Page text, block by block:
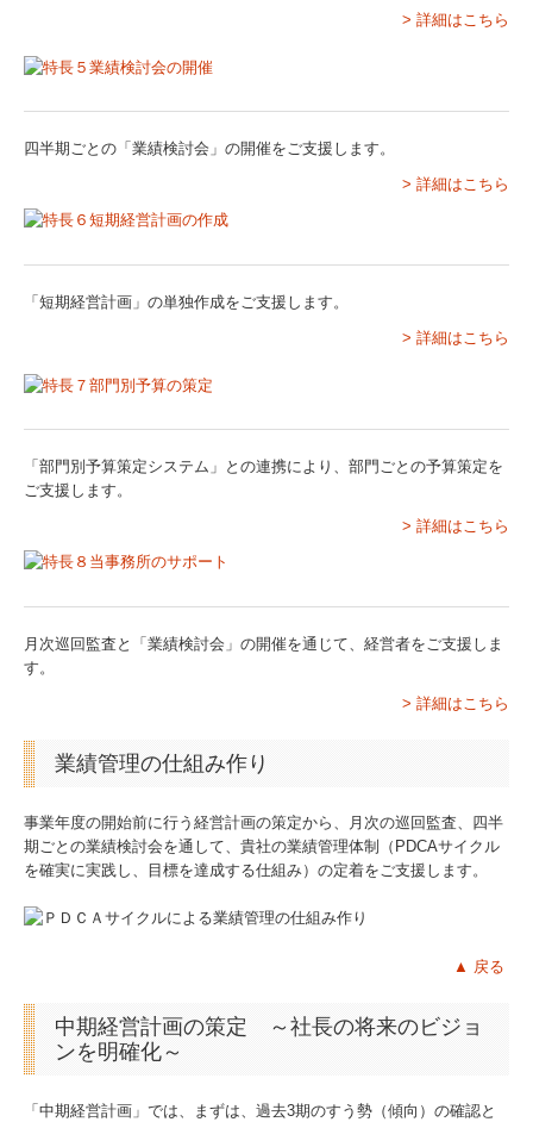
建設業用会計情報DB
採用案内
個人情報保護方針
> 詳細はこちら
四半期ごとの「業績検討会」の開催をご支援します。
> 詳細はこちら
「短期経営計画」の単独作成をご支援します。
> 詳細はこちら
「部門別予算策定システム」との連携により、部門ごとの予算策定を
ご支援します。
> 詳細はこちら
月次巡回監査と「業績検討会」の開催を通じて、経営者をご支援しま
す。
> 詳細はこちら
業績管理の仕組み作り
事業年度の開始前に行う経営計画の策定から、月次の巡回監査、四半
期ごとの業績検討会を通して、貴社の業績管理体制（PDCAサイクル
を確実に実践し、目標を達成する仕組み）の定着をご支援します。
▲ 戻る
中期経営計画の策定 ～社長の将来のビジョ
ンを明確化～
「中期経営計画」では、まずは、過去3期のすう勢（傾向）の確認と